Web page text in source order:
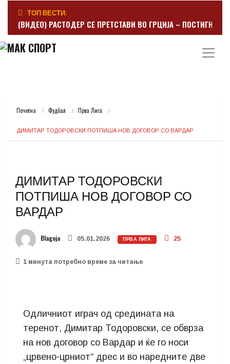
ТОП ВЕСТИ:
(ВИДЕО) РАСТОДЕР СЕ ПРЕТСТАВИ ВО ГРЦИЈА – ПОСТИГНА
Почетна Фудбал Прва Лига
ДИМИТАР ТОДОРОВСКИ ПОТПИША НОВ ДОГОВОР СО ВАРДАР
ДИМИТАР ТОДОРОВСКИ
ПОТПИША НОВ ДОГОВОР СО
ВАРДАР
Blagoja 05.01.2026 ПРВА ЛИГА 25
1 минутa потребно време за читање
Одличниот играч од средината на
теренот, Димитар Тодоровски, се обврза
на нов договор со Вардар и ќе го носи
„црвено-црниот“ дрес и во наредните две